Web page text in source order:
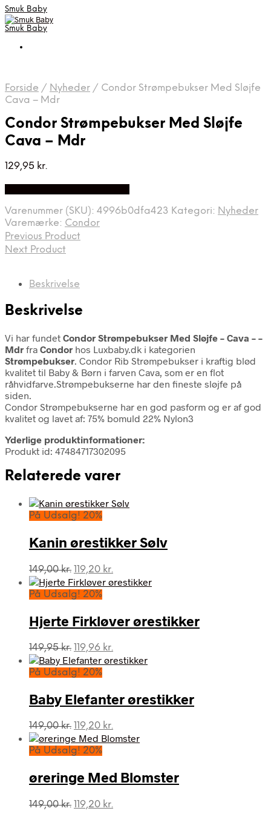
Smuk Baby
Smuk Baby
Forside / Nyheder / Condor Strømpebukser Med Sløjfe
Cava – Mdr
Condor Strømpebukser Med Sløjfe
Cava – Mdr
129,95 kr.
Varenummer (SKU): 4996b0dfa423 Kategori: Nyheder
Varemærke: Condor
Previous Product
Next Product
Beskrivelse
Beskrivelse
Vi har fundet Condor Strømpebukser Med Sløjfe – Cava – –
Mdr fra Condor hos Luxbaby.dk i kategorien
Strømpebukser. Condor Rib Strømpebukser i kraftig blød
kvalitet til Baby & Børn i farven Cava, som er en flot
råhvidfarve.Strømpebukserne har den fineste sløjfe på
siden.
Condor Strømpebukserne har en god pasform og er af god
kvalitet og lavet af: 75% bomuld 22% Nylon3
Yderlige produktinformationer:
Produkt id: 47484717302095
Relaterede varer
På Udsalg! 20%
Kanin ørestikker Sølv
149,00kr. Den
oprindelige
pris
149,00 kr..
119,20 kr.
aktuelle
På Udsalg! 20%
Hjerte Firkløver ørestikker
149,95kr. Den
oprindelige
pris
149,95 kr..
119,96 kr.
aktuelle
På Udsalg! 20%
Baby Elefanter ørestikker
149,00kr. Den
oprindelige
pris
149,00 kr..
119,20 kr.
aktuelle
119,20 kr..
På Udsalg! 20%
øreringe Med Blomster
149,00kr. Den
119,20 kr.